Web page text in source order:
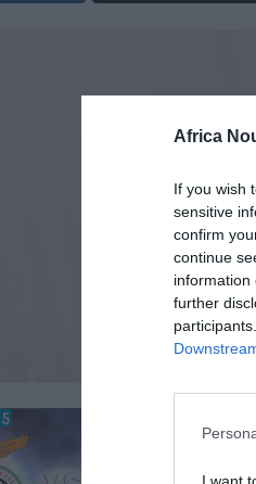
Africa
If you wish
sensitive
confirm
continue
information
further